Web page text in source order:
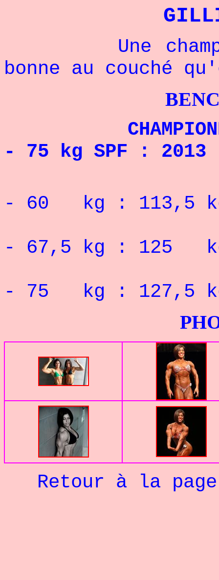
Une
bonne au couché
CHAMPIONNE
- 75 kg SPF : 2013
- 60 kg : 113,5
- 67,5 kg : 125
- 75 kg : 127,5
PHOTOS
Retour à la